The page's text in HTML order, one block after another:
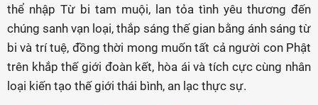
thể nhập Từ bi tam muội, lan tỏa tình yêu thương đến
chúng sanh vạn loại, thắp sáng thế gian bằng ánh sáng từ
bi và trí tuệ, đồng thời mong muốn tất cả người con Phật
trên khắp thế giới đoàn kết, hòa ái và tích cực cùng nhân
loại kiến tạo thế giới thái bình, an lạc thực sự.